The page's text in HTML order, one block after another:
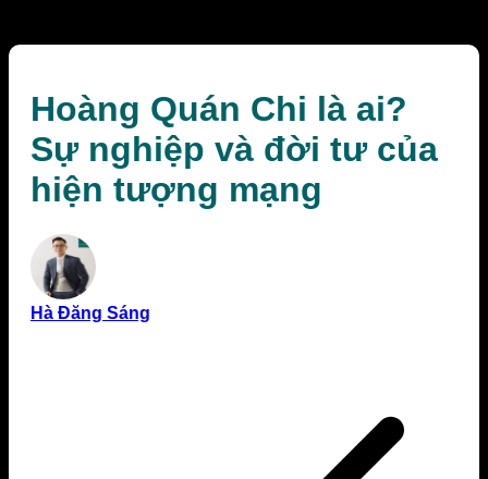
Hoàng Quán Chi là ai?
Sự nghiệp và đời tư của
hiện tượng mạng
Hà Đăng Sáng